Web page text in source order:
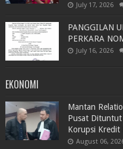
July 17, 2026
PANGGILAN
PERKARA
July 16, 2026
EKONOMI
Mantan
Pusat Dituntut
Korupsi Kredit
August 06,